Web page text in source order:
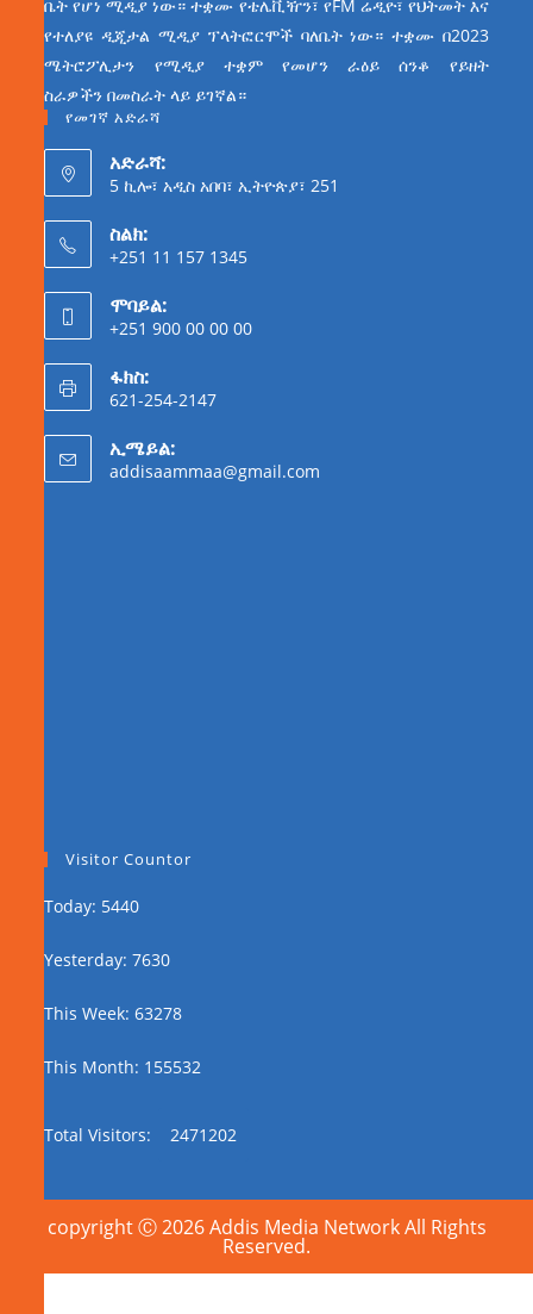
ቤት የሆነ ሚዲያ ነው። ተቋሙ የቴሌቪዥን፣ የFM ሬዲዮ፣ የህትመት እና
የተለያዩ ዲጂታል ሚዲያ ፕላትፎርሞች ባለቤት ነው። ተቋሙ በ2023
ሜትሮፖሊታን የሚዲያ ተቋም የመሆን ራዕይ ሰንቆ የይዘት
ስራዎችን በመስራት ላይ ይገኛል።
የመገኛ አድራሻ
አድራሻ:
5 ኪሎ፣ አዲስ አበባ፣ ኢትዮጵያ፣ 251
ስልክ:
+251 11 157 1345
ሞባይል:
+251 900 00 00 00
ፋክስ:
621-254-2147
ኢሜይል:
addisaammaa@gmail.com
Visitor Countor
Today: 5440
Yesterday: 7630
This Week: 63278
This Month: 155532
Total Visitors: 2471202
copyright Ⓒ 2026 Addis Media Network All Rights
Reserved.